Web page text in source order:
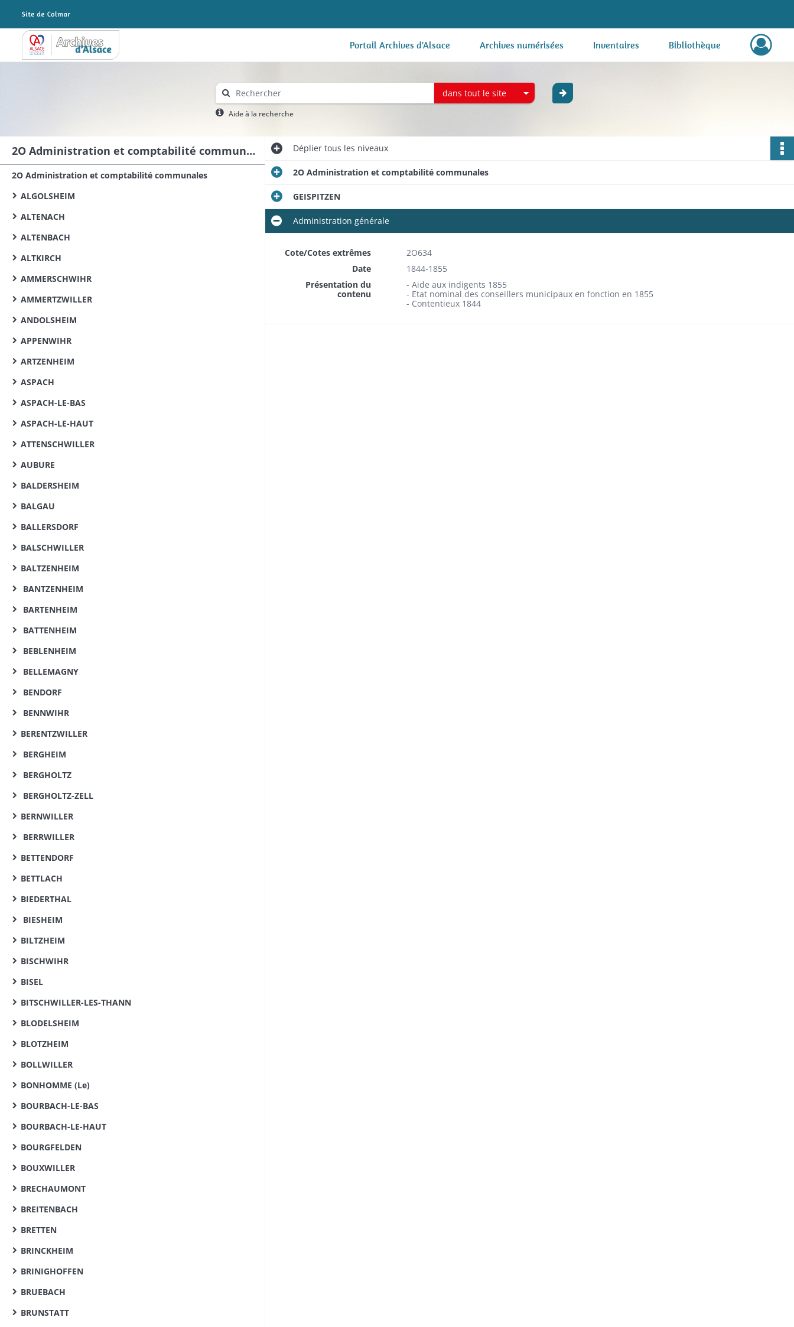
Archives Alsace - Colmar Portail Archives d'Alsace Archives numérisées Inventaires Bibliothèque
dans tout le site
Aide à la recherche
2O Administration et comptabilité communales
2O Administration et comptabilité communales
ALGOLSHEIM
ALTENACH
ALTENBACH
ALTKIRCH
AMMERSCHWIHR
AMMERTZWILLER
ANDOLSHEIM
APPENWIHR
ARTZENHEIM
ASPACH
ASPACH-LE-BAS
ASPACH-LE-HAUT
ATTENSCHWILLER
AUBURE
BALDERSHEIM
BALGAU
BALLERSDORF
BALSCHWILLER
BALTZENHEIM
BANTZENHEIM
BARTENHEIM
BATTENHEIM
BEBLENHEIM
BELLEMAGNY
BENDORF
BENNWIHR
BERENTZWILLER
BERGHEIM
BERGHOLTZ
BERGHOLTZ-ZELL
BERNWILLER
BERRWILLER
BETTENDORF
BETTLACH
BIEDERTHAL
BIESHEIM
BILTZHEIM
BISCHWIHR
BISEL
BITSCHWILLER-LES-THANN
BLODELSHEIM
BLOTZHEIM
BOLLWILLER
BONHOMME (Le)
BOURBACH-LE-BAS
BOURBACH-LE-HAUT
BOURGFELDEN
BOUXWILLER
BRECHAUMONT
BREITENBACH
BRETTEN
BRINCKHEIM
BRINIGHOFFEN
BRUEBACH
BRUNSTATT
Dépliertous les niveaux
2O Administration et comptabilité communales
GEISPITZEN
Administration générale
Cote/Cotes extrêmes
2O634
Date
1844-1855
Présentation du
contenu
- Aide aux indigents 1855
- Etat nominal des conseillers municipaux en fonction en 1855
- Contentieux 1844